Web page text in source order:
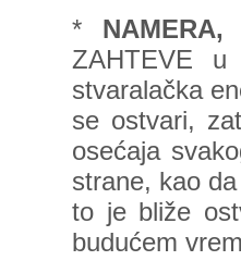
*
ZAHTEVE
stvaralačka
se ostvari,
osećaja
strane, kao
to je bliže
budućem